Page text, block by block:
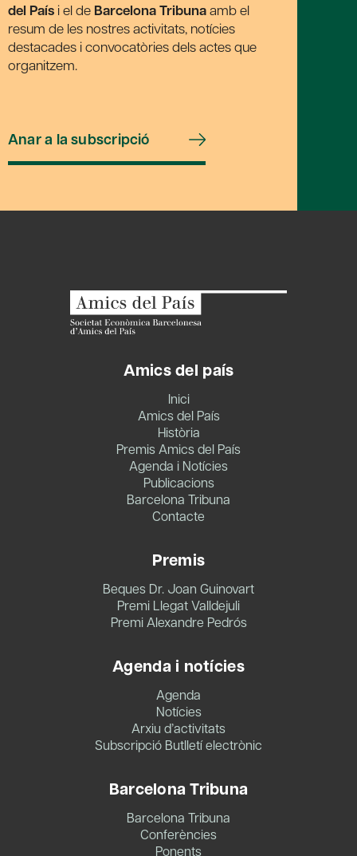
del País i el de Barcelona Tribunaamb el
resum de les nostres activitats, notícies
destacades i convocatòries dels actes que
organitzem.
Anar a la subscripció
Amics del país
Inici
Amics del País
Història
Premis Amics del País
Agenda i Notícies
Publicacions
Barcelona Tribuna
Contacte
Premis
Beques Dr. Joan Guinovart
Premi Llegat Valldejuli
Premi Alexandre Pedrós
Agenda i notícies
Agenda
Notícies
Arxiu d’activitats
Subscripció Butlletí electrònic
Barcelona Tribuna
Barcelona Tribuna
Conferències
Ponents